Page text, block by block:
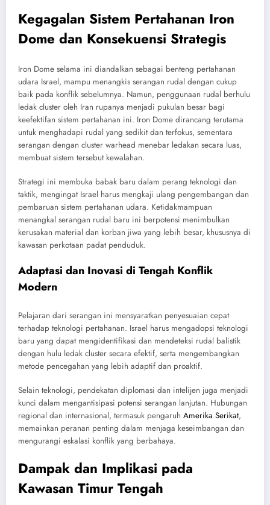
Kegagalan Sistem Pertahanan Iron
Dome dan Konsekuensi Strategis
Iron Dome selama ini diandalkan sebagai benteng pertahanan
udara Israel, mampu menangkis serangan rudal dengan cukup
baik pada konflik sebelumnya. Namun, penggunaan rudal berhulu
ledak cluster oleh Iran rupanya menjadi pukulan besar bagi
keefektifan sistem pertahanan ini. Iron Dome dirancang terutama
untuk menghadapi rudal yang sedikit dan terfokus, sementara
serangan dengan cluster warhead menebar ledakan secara luas,
membuat sistem tersebut kewalahan.
Strategi ini membuka babak baru dalam perang teknologi dan
taktik, mengingat Israel harus mengkaji ulang pengembangan dan
pembaruan sistem pertahanan udara. Ketidakmampuan
menangkal serangan rudal baru ini berpotensi menimbulkan
kerusakan material dan korban jiwa yang lebih besar, khususnya di
kawasan perkotaan padat penduduk.
Adaptasi dan Inovasi di Tengah Konflik
Modern
Pelajaran dari serangan ini mensyaratkan penyesuaian cepat
terhadap teknologi pertahanan. Israel harus mengadopsi teknologi
baru yang dapat mengidentifikasi dan mendeteksi rudal balistik
dengan hulu ledak cluster secara efektif, serta mengembangkan
metode pencegahan yang lebih adaptif dan proaktif.
Selain teknologi, pendekatan diplomasi dan intelijen juga menjadi
kunci dalam mengantisipasi potensi serangan lanjutan. Hubungan
regional dan internasional, termasuk pengaruh Amerika Serikat,
memainkan peranan penting dalam menjaga keseimbangan dan
mengurangi eskalasi konflik yang berbahaya.
Dampak dan Implikasi pada
Kawasan Timur Tengah